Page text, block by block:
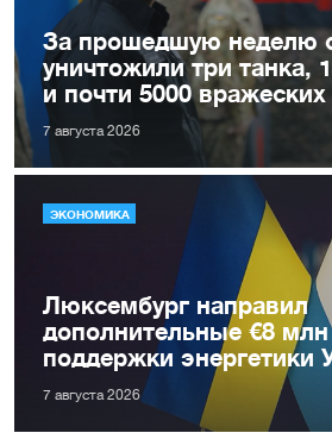
За прошедшую неделю
уничтожили три танка,
и почти 5000
7 августа 2026
ЭКОНОМИКА
Люксембург направил
дополнительные €8
поддержки энергетики
7 августа 2026